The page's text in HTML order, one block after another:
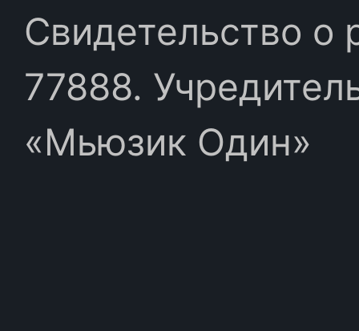
Свидетельство
77888.
«Мьюзик Один»